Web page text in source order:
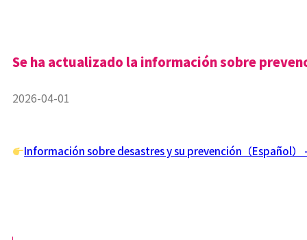
Se ha actualizado la información sobre
2026-04-01
Información sobre desastres y su prevención（Español）